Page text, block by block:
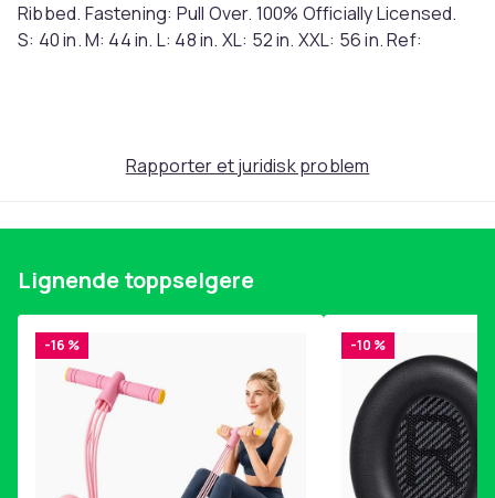
Ribbed. Fastening: Pull Over. 100% Officially Licensed.
S: 40 in. M: 44 in. L: 48 in. XL: 52 in. XXL: 56 in. Ref:
Artikkel nr.
Produktsikkerhetsinformasjon
Rapporter et juridisk problem
Lignende toppselgere
-16 % -10 %